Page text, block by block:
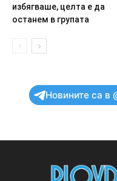
избягваше, целта е да
останем в групата
Новините са в